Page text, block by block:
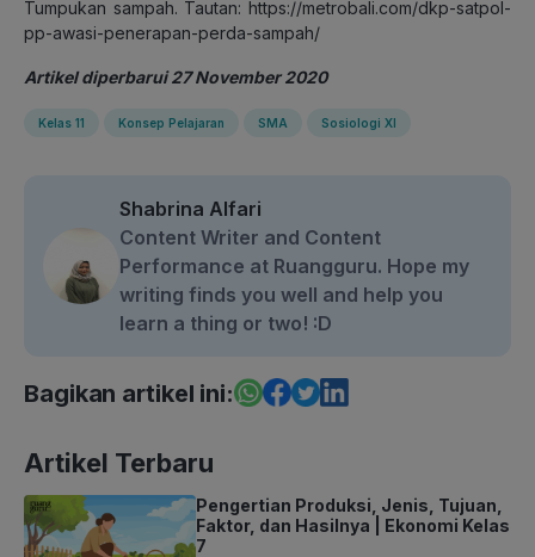
Tumpukan sampah. Tautan: https://metrobali.com/dkp-satpol-
pp-awasi-penerapan-perda-sampah/
Artikel diperbarui 27 November 2020
Kelas 11 Konsep Pelajaran SMA Sosiologi XI
Shabrina Alfari
Content Writer and Content
Performance at Ruangguru. Hope my
writing finds you well and help you
learn a thing or two! :D
Bagikan artikel ini:
Artikel Terbaru
Pengertian Produksi, Jenis, Tujuan,
Faktor, dan Hasilnya | Ekonomi Kelas
7